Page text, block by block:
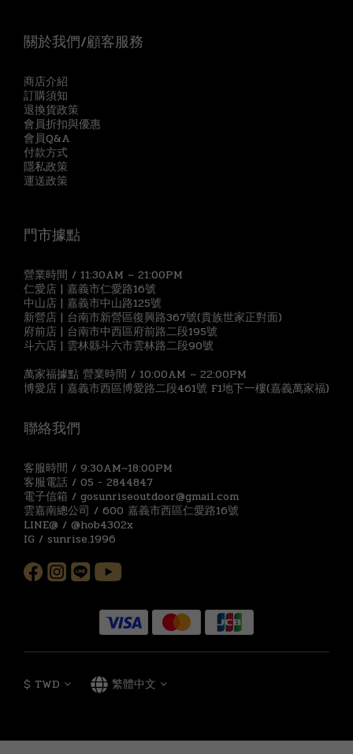
關於我們/顧客服務
商店介紹
訂購須知
退換貨政策
會員折扣與優惠
會員Q&A
付款方式
隱私政策
運送政策
門市據點
營業時間 / 11:30AM ~ 21:00PM
仁愛店 | 嘉義市仁愛路16號
中山店 | 嘉義市中山路125號
新營店 | 台南市新營區復興路367號(貴族世家正對面)
府前店 | 台南市中西區府前路二段195號
斗六店 | 雲林縣斗六市雲林路二段90號
萬家福據點 營業時間 / 10:00AM ~ 22:00PM
博愛店 | 嘉義市西區博愛路二段461號 F1地下一樓(嘉義萬家福)
聯絡我們
客服時間 / 9:30AM~18:00PM
客服電話 / 05 - 2844847
電子信箱 / gosunriseoutdoor@gmail.com
雲嘉南總公司 / 600 嘉義市西區仁愛路16號
LINE@ / @hob4302x
IG / sunrise.1996
$ TWD 繁體中文